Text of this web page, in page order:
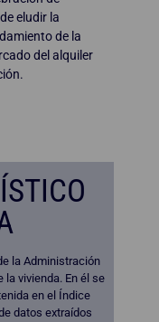
eludir la
de la
del alquiler
la Administración
vivienda. En él se
en el Índice
datos extraídos